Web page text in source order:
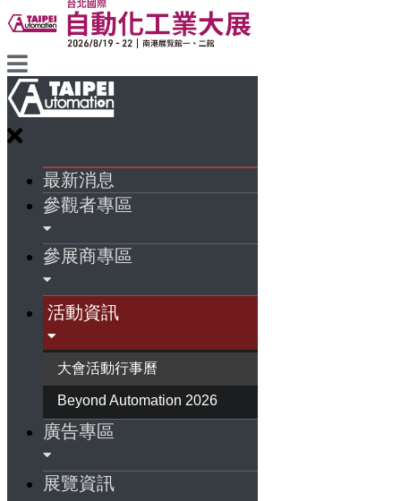
最新消息
參觀者專區
參展商專區
活動資訊
大會活動行事曆
Beyond Automation 2026
廣告專區
展覽資訊